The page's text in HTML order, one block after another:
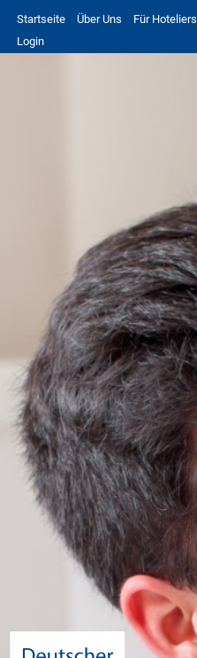
Startseite Über Uns Für Hoteliers
Login